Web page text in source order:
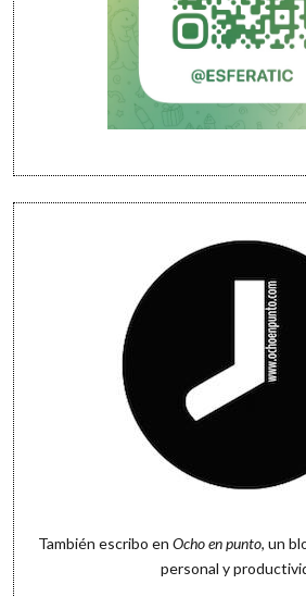
También escribo en Ocho en punto, un
personal y